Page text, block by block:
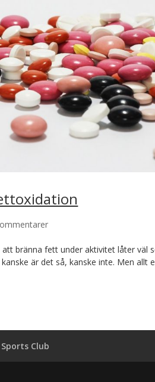
bränna fett under aktivitet låter väl
är det så, kanske inte. Men allt
Club